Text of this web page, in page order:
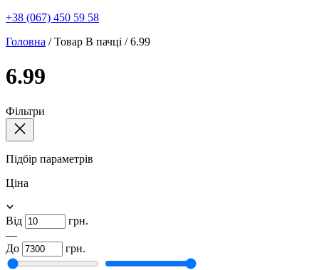
+38 (067) 450 59 58
Головна /Товар В пачці /6.99
6.99
Фільтри
Підбір параметрів
Ціна
Від
грн.
—
До
грн.